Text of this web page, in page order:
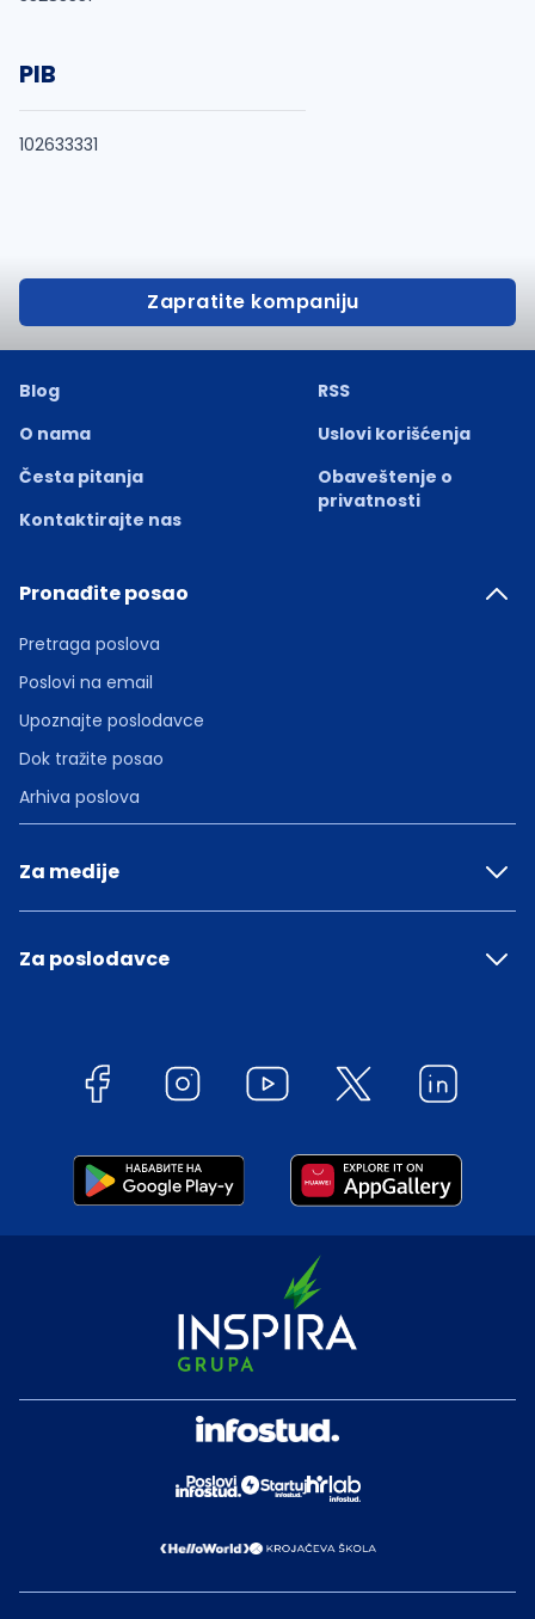
PIB
102633331
Zapratite kompaniju
Blog
O nama
Česta pitanja
Kontaktirajte nas
RSS
Uslovi korišćenja
Obaveštenje o
privatnosti
Pronađite posao
Pretraga poslova
Poslovi na email
Upoznajte poslodavce
Dok tražite posao
Arhiva poslova
Za medije
Za poslodavce